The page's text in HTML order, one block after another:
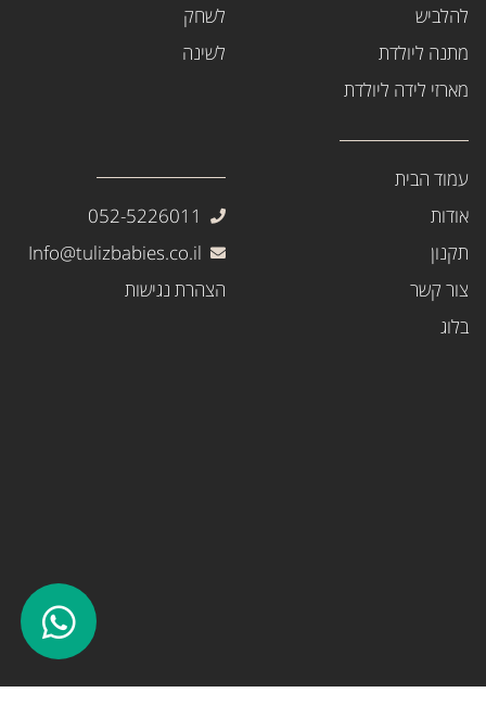
להלביש
מתנה ליולדת
מארזי לידה ליולדת
לשחק
לשינה
עמוד הבית
אודות
תקנון
צור קשר
בלוג
052-5226011
Info@tulizbabies.co.il
הצהרת נגישות